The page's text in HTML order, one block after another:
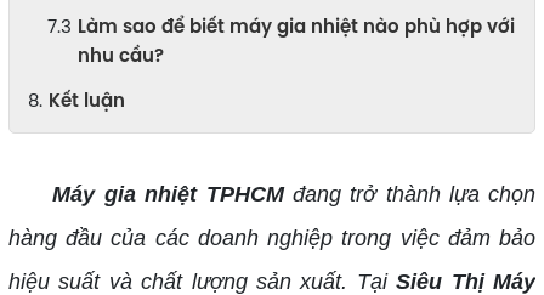
Làm sao để biết máy gia nhiệt nào phù hợp với
nhu cầu?
Kết luận
Máy gia nhiệt TPHCMđang trở thành lựa chọn
hàng đầu của các doanh nghiệp trong việc đảm bảo
hiệu suất và chất lượng sản xuất. TạiSiêu Thị Máy